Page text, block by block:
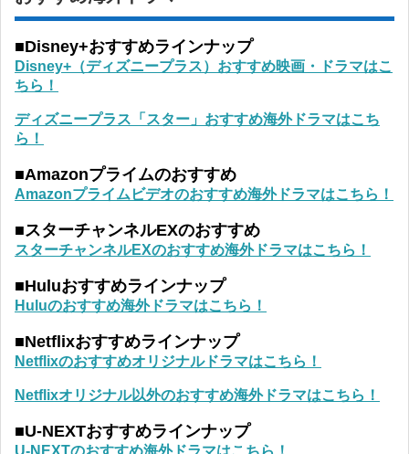
■Disney+おすすめラインナップ
Disney+（ディズニープラス）おすすめ映画・ドラマはこ
ちら！
ディズニープラス「スター」おすすめ海外ドラマはこち
ら！
■Amazonプライムのおすすめ
Amazonプライムビデオのおすすめ海外ドラマはこちら！
■スターチャンネルEXのおすすめ
スターチャンネルEXのおすすめ海外ドラマはこちら！
■Huluおすすめラインナップ
Huluのおすすめ海外ドラマはこちら！
■Netflixおすすめラインナップ
Netflixのおすすめオリジナルドラマはこちら！
Netflixオリジナル以外のおすすめ海外ドラマはこちら！
■U-NEXTおすすめラインナップ